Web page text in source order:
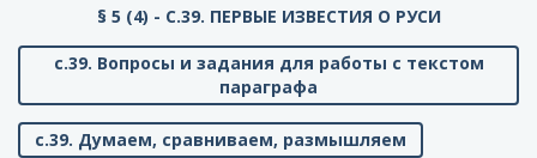
§ 5 (4) - C.39. ПЕРВЫЕ ИЗВЕСТИЯ О РУСИ
с.39. Вопросы и задания для работы с текстом
параграфа
с.39. Думаем, сравниваем, размышляем